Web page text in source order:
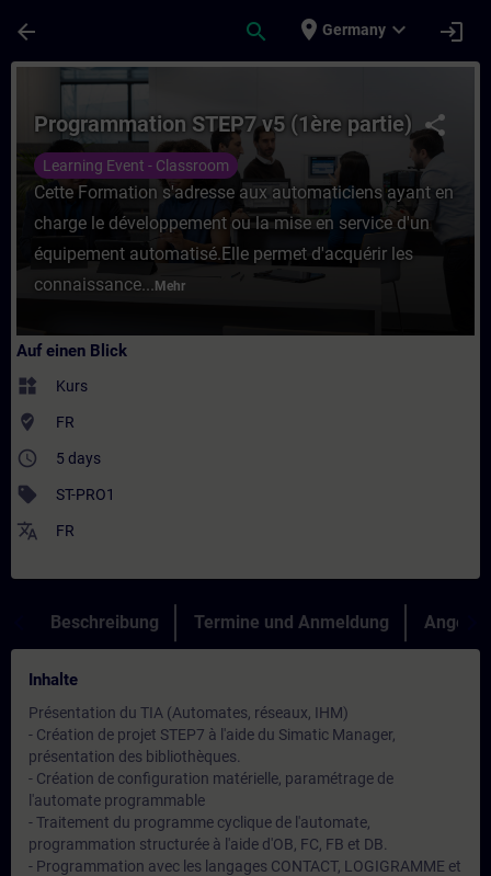
arrow_back search place Germany expand_more login
Kurs - Programmation STEP7 v5 (1ère
share
Programmation STEP7 v5 (1ère partie)
Learning Event - Classroom
Cette Formation s'adresse aux automaticiens ayant en
charge le développement ou la mise en service d'un
équipement automatisé.Elle permet d'acquérir les
connaissance... Mehr
Auf einen Blick
widgets Kurs
where_to_vote FR
access_time 5 days
sell ST-PRO1
translate FR
Beschreibung Termine und Anmeldung Angebot
Inhalte
Présentation du TIA (Automates, réseaux, IHM)
- Création de projet STEP7 à l'aide du Simatic Manager,
présentation des bibliothèques.
- Création de configuration matérielle, paramétrage de
l'automate programmable
- Traitement du programme cyclique de l'automate,
programmation structurée à l'aide d'OB, FC, FB et DB.
- Programmation avec les langages CONTACT, LOGIGRAMME et